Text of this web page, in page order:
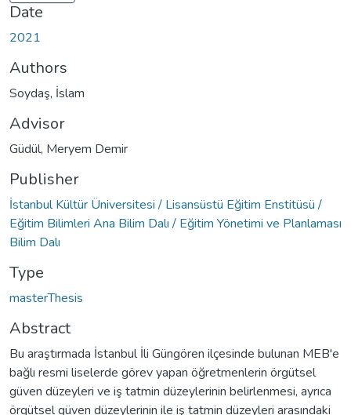
Date
2021
Authors
Soydaş, İslam
Advisor
Güdül, Meryem Demir
Publisher
İstanbul Kültür Üniversitesi / Lisansüstü Eğitim Enstitüsü /
Eğitim Bilimleri Ana Bilim Dalı / Eğitim Yönetimi ve Planlaması
Bilim Dalı
Type
masterThesis
Abstract
Bu araştırmada İstanbul İli Güngören ilçesinde bulunan MEB'e
bağlı resmi liselerde görev yapan öğretmenlerin örgütsel
güven düzeyleri ve iş tatmin düzeylerinin belirlenmesi, ayrıca
örgütsel güven düzeylerinin ile iş tatmin düzeyleri arasındaki